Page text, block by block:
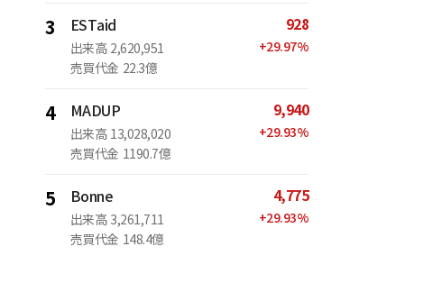
3 ESTaid
出来高 2,620,951
売買代金 22.3億
928
+29.97%
4 MADUP
出来高 13,028,020
売買代金 1190.7億
9,940
+29.93%
5 Bonne
出来高 3,261,711
売買代金 148.4億
4,775
+29.93%